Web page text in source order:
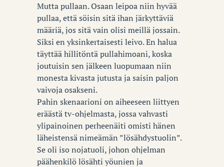
Mutta pullaan. Osaan leipoa niin hyvää
pullaa, että söisin sitä ihan järkyttäviä
määriä, jos sitä vain olisi meillä jossain.
Siksi en yksinkertaisesti leivo. En halua
täyttää hillitöntä pullahimoani, koska
joutuisin sen jälkeen luopumaan niin
monesta kivasta jutusta ja saisin paljon
vaivoja osakseni.
Pahin skenaarioni on aiheeseen liittyen
eräästä tv-ohjelmasta, jossa vahvasti
ylipainoinen perheenäiti omisti hänen
läheistensä nimeämän ”lösähdystuolin”.
Se oli iso nojatuoli, johon ohjelman
päähenkilö lösähti yöunien ja